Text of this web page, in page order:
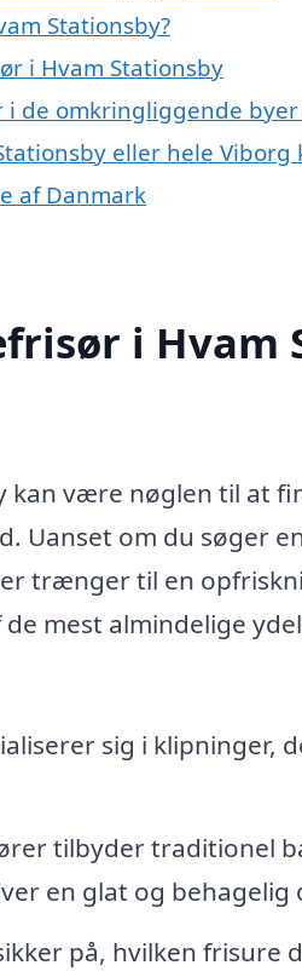
Stationsby?
i Hvam Stationsby
de omkringliggende byer
eller hele Viborg
af Danmark
i
kan være nøglen til at
Uanset om du søger
trænger til en
mest almindelige
sig i
tilbyder traditionel
en glat og behagelig
på, hvilken frisure